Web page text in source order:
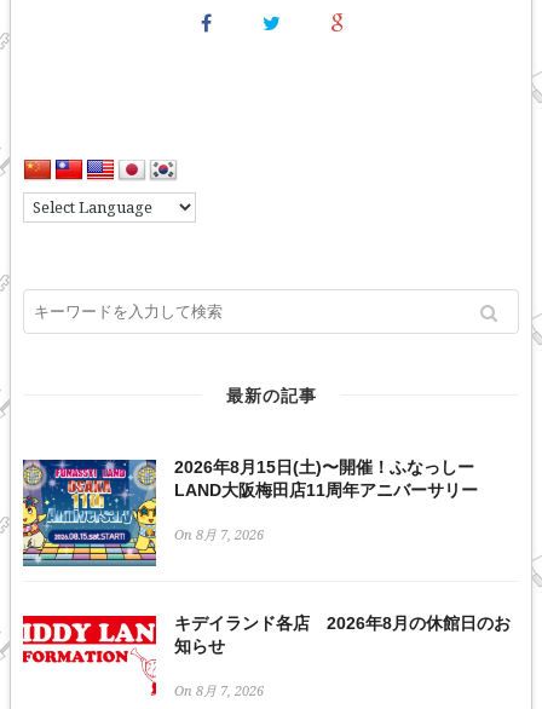
最新の記事
2026年8月15日(土)〜開催！ふなっしー
LAND大阪梅田店11周年アニバーサリー
On 8月 7, 2026
キデイランド各店 2026年8月の休館日のお
知らせ
On 8月 7, 2026